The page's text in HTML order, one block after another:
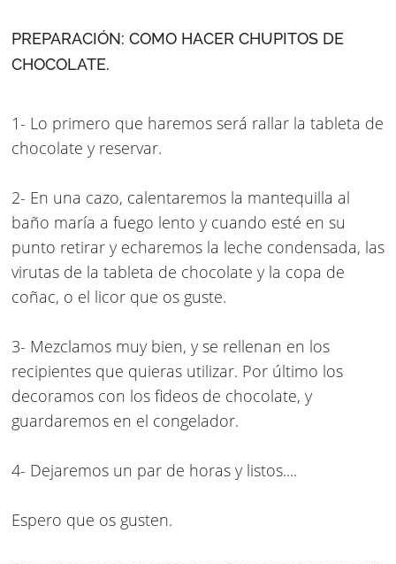
PREPARACIÓN: COMO HACER CHUPITOS DE
CHOCOLATE.
1- Lo primero que haremos será rallar la tableta de
chocolate y reservar.
2- En una cazo, calentaremos la mantequilla al
baño maría a fuego lento y cuando esté en su
punto retirar y echaremos la leche condensada, las
virutas de la tableta de chocolate y la copa de
coñac, o el licor que os guste.
3- Mezclamos muy bien, y se rellenan en los
recipientes que quieras utilizar. Por último los
decoramos con los fideos de chocolate, y
guardaremos en el congelador.
4- Dejaremos un par de horas y listos....
Espero que os gusten.